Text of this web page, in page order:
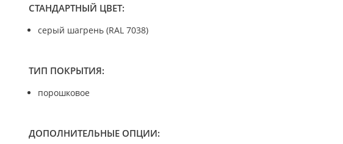
СТАНДАРТНЫЙ ЦВЕТ:
серый шагрень (RAL 7038)
ТИП ПОКРЫТИЯ:
порошковое
ДОПОЛНИТЕЛЬНЫЕ ОПЦИИ: